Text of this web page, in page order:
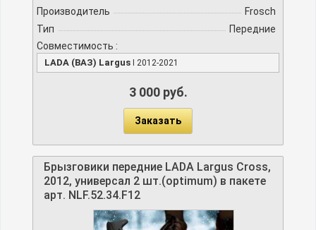
Производитель
Frosch
Тип
Передние
Совместимость :
LADA (ВАЗ) Largus I 2012-2021
3 000 руб.
Заказать
Брызговики передние LADA Largus Cross,
2012, универсал 2 шт.(optimum) в пакете
арт. NLF.52.34.F12